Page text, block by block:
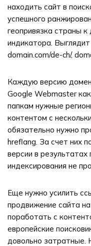
находить сайт в
успешного
геопривязка страны
индикатора. Выглядит
domain.com/de-ch/,
Каждую версию
Google Webmaster
папкам нужные
контентом с
обязательно нужно
hreflang. За счет них
версии в
индексирования не
Еще нужно усилить
продвижение сайта
поработать с
европейские
довольно затратные.